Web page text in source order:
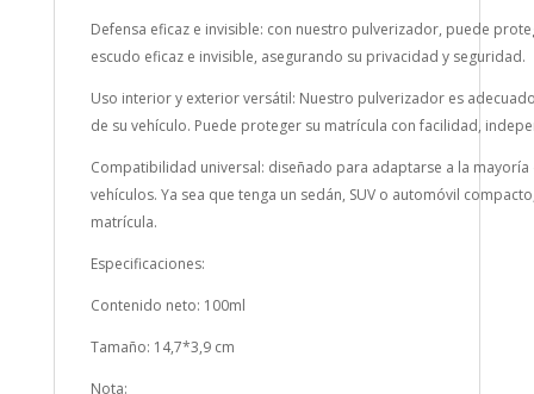
Defensa eficaz e invisible: con nuestro pulverizador, puede
escudo eficaz e invisible, asegurando su privacidad y seguridad.
Uso interior y exterior versátil: Nuestro pulverizador es
de su vehículo. Puede proteger su matrícula con facilidad,
Compatibilidad universal: diseñado para adaptarse a la
vehículos. Ya sea que tenga un sedán, SUV o automóvil
matrícula.
Especificaciones:
Contenido neto: 100ml
Tamaño: 14,7*3,9 cm
Nota: